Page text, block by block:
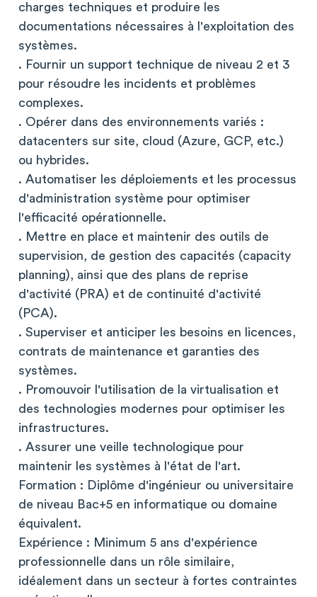
charges techniques et produire les
documentations nécessaires à l'exploitation des
systèmes.
. Fournir un support technique de niveau 2 et 3
pour résoudre les incidents et problèmes
complexes.
. Opérer dans des environnements variés :
datacenters sur site, cloud (Azure, GCP, etc.)
ou hybrides.
. Automatiser les déploiements et les processus
d'administration système pour optimiser
l'efficacité opérationnelle.
. Mettre en place et maintenir des outils de
supervision, de gestion des capacités (capacity
planning), ainsi que des plans de reprise
d'activité (PRA) et de continuité d'activité
(PCA).
. Superviser et anticiper les besoins en licences,
contrats de maintenance et garanties des
systèmes.
. Promouvoir l'utilisation de la virtualisation et
des technologies modernes pour optimiser les
infrastructures.
. Assurer une veille technologique pour
maintenir les systèmes à l'état de l'art.
Formation : Diplôme d'ingénieur ou universitaire
de niveau Bac+5 en informatique ou domaine
équivalent.
Expérience : Minimum 5 ans d'expérience
professionnelle dans un rôle similaire,
idéalement dans un secteur à fortes contraintes